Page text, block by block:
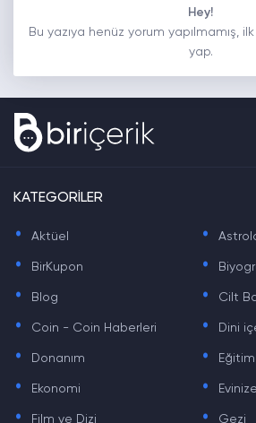
Hey!
Bu yazıya henüz yorum yapılmamış,
yap.
KATEGORİLER
. Aktüel .
. BirKupon .
. Blog . Cilt
. Coin - Coin Haberleri . Dini
. Donanım . Eğitim
. Ekonomi .
. Film ve Dizi . Gezi